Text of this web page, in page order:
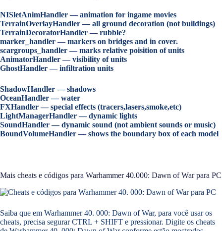
NISletAnimHandler — animation for ingame movies
TerrainOverlayHandler — all ground decoration (not buildings)
TerrainDecoratorHandler — rubble?
marker_handler — markers on bridges and in cover.
scargroups_handler — marks relative poisition of units
AnimatorHandler — visibility of units
GhostHandler — infiltration units
ShadowHandler — shadows
OceanHandler — water
FXHandler — special effects (tracers,lasers,smoke,etc)
LightManagerHandler — dynamic lights
SoundHandler — dynamic sound (not ambient sounds or music)
BoundVolumeHandler — shows the boundary box of each model
Mais cheats e códigos para Warhammer 40.000: Dawn of War para PC
Saiba que em Warhammer 40. 000: Dawn of War, para você usar os
cheats, precisa segurar CTRL + SHIFT e pressionar. Digite os cheats